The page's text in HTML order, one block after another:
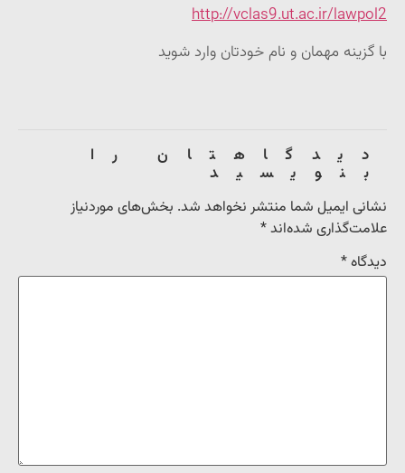
http://vclas9.ut.ac.ir/lawpol2
با گزینه مهمان و نام خودتان وارد شوید
دیدگاهتان را
بنویسید
نشانی ایمیل شما منتشر نخواهد شد. بخش‌های موردنیاز
علامت‌گذاری شده‌اند*
دیدگاه*